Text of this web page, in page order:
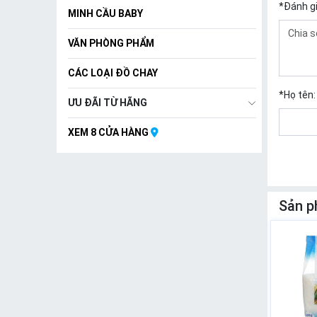
MINH CẦU BABY
VĂN PHÒNG PHẨM
CÁC LOẠI ĐỒ CHAY
ƯU ĐÃI TỪ HÃNG
XEM 8 CỬA HÀNG
*Đánh
*Họ tên:
Sản